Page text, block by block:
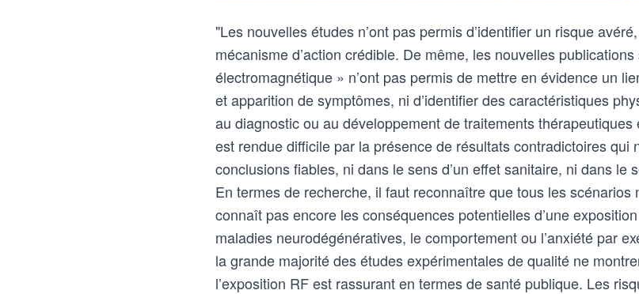
"Les nouvelles études n’ont pas permis d’identifier un risque
mécanisme d’action crédible. De même, les nouvelles
électromagnétique » n’ont pas permis de mettre en évidence un
et apparition de symptômes, ni d’identifier des caractéristiques
au diagnostic ou au développement de traitements thérapeutiques
est rendue difficile par la présence de résultats contradictoires qui
conclusions fiables, ni dans le sens d’un effet sanitaire, ni dans le
En termes de recherche, il faut reconnaître que tous les scénarios
connaît pas encore les conséquences potentielles d’une
maladies neurodégénératives, le comportement ou l’anxiété par
la grande majorité des études expérimentales de qualité ne
l’exposition RF est rassurant en termes de santé publique. Les